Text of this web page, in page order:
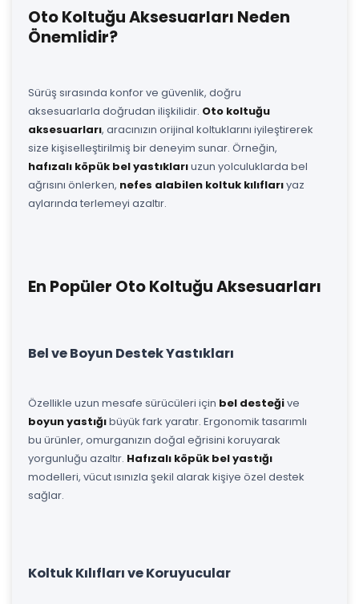
Oto Koltuğu Aksesuarları Neden
Önemlidir?
Sürüş sırasında konfor ve güvenlik, doğru
aksesuarlarla doğrudan ilişkilidir. Oto koltuğu
aksesuarları, aracınızın orijinal koltuklarını iyileştirerek
size kişiselleştirilmiş bir deneyim sunar. Örneğin,
hafızalı köpük bel yastıklarıuzun yolculuklarda bel
ağrısını önlerken, nefes alabilen koltuk kılıflarıyaz
aylarında terlemeyi azaltır.
En Popüler Oto Koltuğu Aksesuarları
Bel ve Boyun Destek Yastıkları
Özellikle uzun mesafe sürücüleri için bel desteğive
boyun yastığıbüyük fark yaratır. Ergonomik tasarımlı
bu ürünler, omurganızın doğal eğrisini koruyarak
yorgunluğu azaltır. Hafızalı köpük bel yastığı
modelleri, vücut ısınızla şekil alarak kişiye özel destek
sağlar.
Koltuk Kılıfları ve Koruyucular